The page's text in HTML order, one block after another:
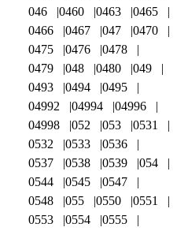
046
0460 0463
0465
0466
0467 047
0470
0475
0476
0478
0479
048 0480
049
0493
0494
0495
04992
04994
04996
04998
052 053
0531
0532
0533
0536
0537
0538 0539
054
0544
0545
0547
0548
055 0550
0551
0553
0554
0555